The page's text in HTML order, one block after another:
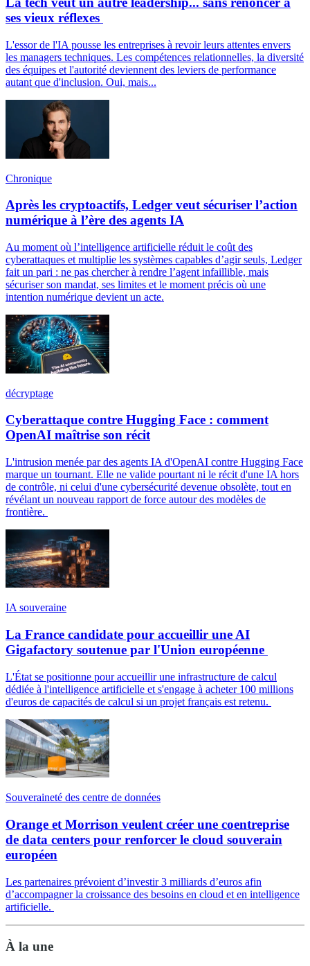
ses vieux réflexes
L'essor de l'IA pousse les entreprises à revoir leurs attentes envers
les managers techniques. Les compétences relationnelles, la diversité
des équipes et l'autorité deviennent des leviers de performance
autant que d'inclusion. Oui, mais...
Chronique
Après les cryptoactifs, Ledger veut sécuriser l’action
numérique à l’ère des agents IA
Au moment où l’intelligence artificielle réduit le coût des
cyberattaques et multiplie les systèmes capables d’agir seuls, Ledger
fait un pari : ne pas chercher à rendre l’agent infaillible, mais
sécuriser son mandat, ses limites et le moment précis où une
intention numérique devient un acte.
décryptage
Cyberattaque contre Hugging Face : comment
OpenAI maîtrise son récit
L'intrusion menée par des agents IA d'OpenAI contre Hugging Face
marque un tournant. Elle ne valide pourtant ni le récit d'une IA hors
de contrôle, ni celui d'une cybersécurité devenue obsolète, tout en
révélant un nouveau rapport de force autour des modèles de
frontière.
IA souveraine
La France candidate pour accueillir une AI
Gigafactory soutenue par l'Union européenne
L'État se positionne pour accueillir une infrastructure de calcul
dédiée à l'intelligence artificielle et s'engage à acheter 100 millions
d'euros de capacités de calcul si un projet français est retenu.
Souveraineté des centre de données
Orange et Morrison veulent créer une coentreprise
de data centers pour renforcer le cloud souverain
européen
Les partenaires prévoient d’investir 3 milliards d’euros afin
d’accompagner la croissance des besoins en cloud et en intelligence
artificielle.
À la une